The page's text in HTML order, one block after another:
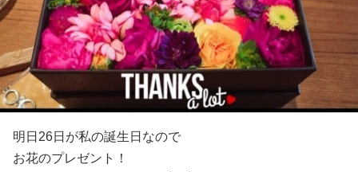
明日26日が私の誕生日なので
お花のプレゼント！